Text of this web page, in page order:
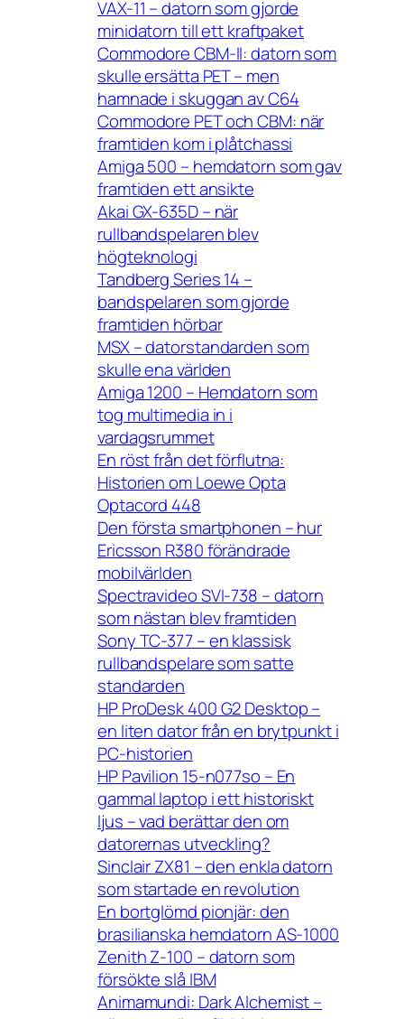
VAX-11 – datorn som gjorde
minidatorn till ett kraftpaket
Commodore CBM-II: datorn som
skulle ersätta PET – men
hamnade i skuggan av C64
Commodore PET och CBM: när
framtiden kom i plåtchassi
Amiga 500 – hemdatorn som gav
framtiden ett ansikte
Akai GX-635D – när
rullbandspelaren blev
högteknologi
Tandberg Series 14 –
bandspelaren som gjorde
framtiden hörbar
MSX – datorstandarden som
skulle ena världen
Amiga 1200 – Hemdatorn som
tog multimedia in i
vardagsrummet
En röst från det förflutna:
Historien om Loewe Opta
Optacord 448
Den första smartphonen – hur
Ericsson R380 förändrade
mobilvärlden
Spectravideo SVI-738 – datorn
som nästan blev framtiden
Sony TC-377 – en klassisk
rullbandspelare som satte
standarden
HP ProDesk 400 G2 Desktop –
en liten dator från en brytpunkt i
PC-historien
HP Pavilion 15-n077so – En
gammal laptop i ett historiskt
ljus – vad berättar den om
datorernas utveckling?
Sinclair ZX81 – den enkla datorn
som startade en revolution
En bortglömd pionjär: den
brasilianska hemdatorn AS-1000
Zenith Z-100 – datorn som
försökte slå IBM
Animamundi: Dark Alchemist –